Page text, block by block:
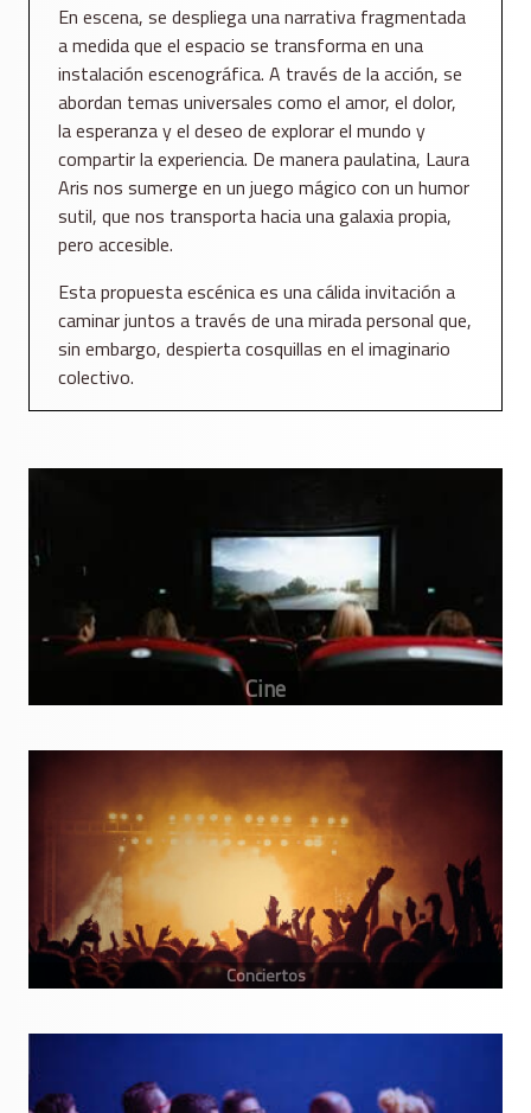
En escena, se despliega una narrativa fragmentada
a medida que el espacio se transforma en una
instalación escenográfica. A través de la acción, se
abordan temas universales como el amor, el dolor,
la esperanza y el deseo de explorar el mundo y
compartir la experiencia. De manera paulatina, Laura
Aris nos sumerge en un juego mágico con un humor
sutil, que nos transporta hacia una galaxia propia,
pero accesible.
Esta propuesta escénica es una cálida invitación a
caminar juntos a través de una mirada personal que,
sin embargo, despierta cosquillas en el imaginario
colectivo.